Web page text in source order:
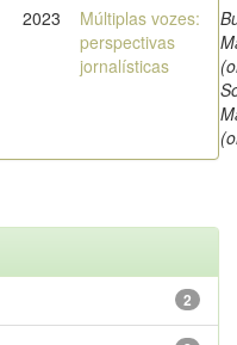
2023
Múltiplas vozes:
perspectivas
jornalísticas
2